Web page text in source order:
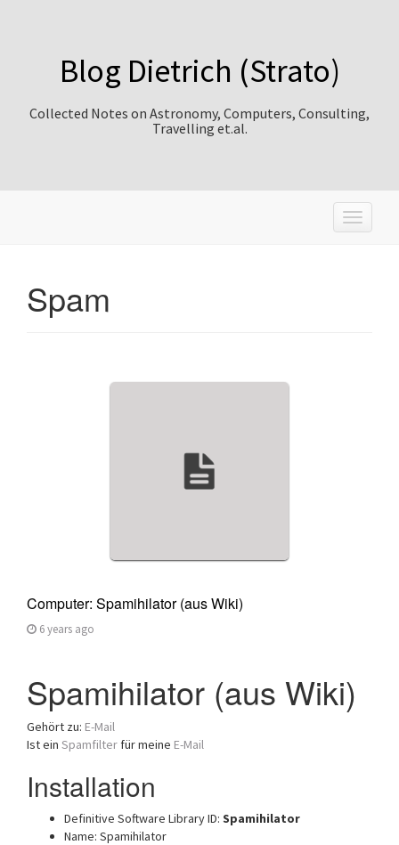
Blog Dietrich (Strato)
Collected Notes on Astronomy, Computers, Consulting,
Travelling et.al.
T
o
Spam
Computer: Spamihilator (aus Wiki)
6 years ago
Spamihilator (aus Wiki)
Gehört zu: E-Mail
Ist ein Spamfilter für meine E-Mail
Installation
Definitive Software Library ID: Spamihilator
Name: Spamihilator